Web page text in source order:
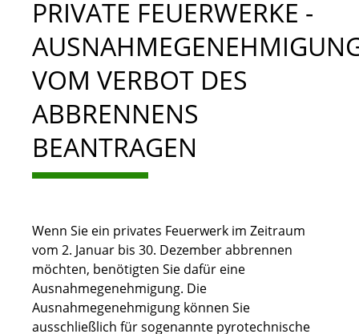
PRIVATE FEUERWERKE -
VOM VERBOT DES
ABBRENNENS
BEANTRAGEN
Wenn Sie ein privates Feuerwerk im Zeitraum
vom 2. Januar bis 30. Dezember abbrennen
möchten, benötigten Sie dafür eine
Ausnahmegenehmigung. Die
Ausnahmegenehmigung können Sie
ausschließlich fürsogenannte pyrotechnische